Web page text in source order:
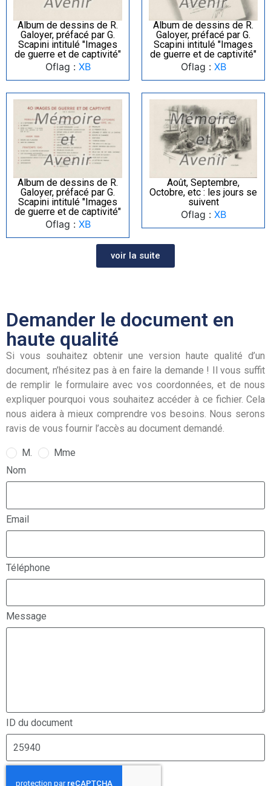
Album de dessins de R.
Galoyer, préfacé par G.
Scapini intitulé "Images
de guerre et de captivité"
Oflag : XB
Album de dessins de R.
Galoyer, préfacé par G.
Scapini intitulé "Images
de guerre et de captivité"
Oflag : XB
Album de dessins de R.
Galoyer, préfacé par G.
Scapini intitulé "Images
de guerre et de captivité"
Oflag : XB
Août, Septembre,
Octobre, etc : les jours se
suivent
Oflag : XB
voir la suite
Demander le document en
haute qualité
Si vous souhaitez obtenir une version haute qualité d’un
document, n’hésitez pas à en faire la demande ! Il vous suffit
de remplir le formulaire avec vos coordonnées, et de nous
expliquer pourquoi vous souhaitez accéder à ce fichier. Cela
nous aidera à mieux comprendre vos besoins. Nous serons
ravis de vous fournir l’accès au document demandé.
M.
Mme
Nom
Email
Téléphone
Message
ID du document